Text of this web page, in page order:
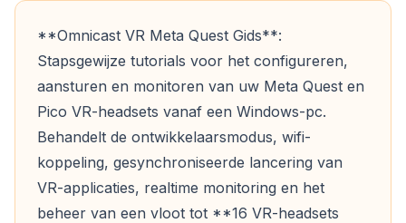
**Omnicast VR Meta Quest Gids**:
Stapsgewijze tutorials voor het configureren,
aansturen en monitoren van uw Meta Quest en
Pico VR-headsets vanaf een Windows-pc.
Behandelt de ontwikkelaarsmodus, wifi-
koppeling, gesynchroniseerde lancering van
VR-applicaties, realtime monitoring en het
beheer van een vloot tot **16 VR-headsets